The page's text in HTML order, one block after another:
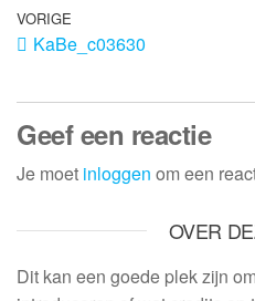
VORIGE
KaBe_c03630
Geef een reactie
Je moet inloggen om een
OVER
Dit kan een goede plek zijn